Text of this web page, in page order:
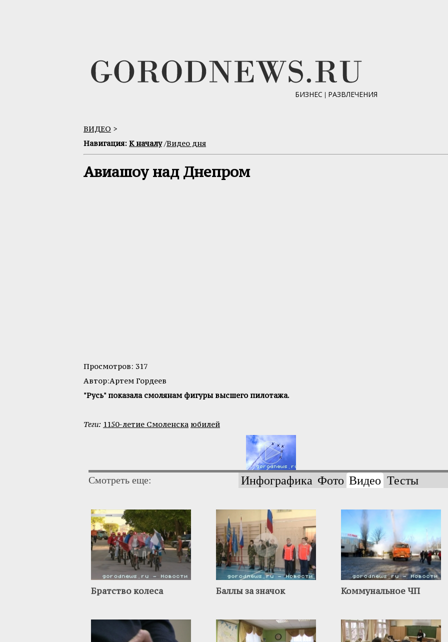
БИЗНЕС | РАЗВЛЕЧЕНИЯ
ВИДЕО >
Навигация: К началу/Видео дня
Авиашоу над Днепром
Просмотров: 317
Автор:Артем Гордеев
"Русь" показала смолянам фигуры высшего пилотажа.
Теги: 1150-летие Смоленска юбилей
Смотреть еще: Инфографика Фото Видео Тесты
Братство колеса Баллы за значок Коммунальное ЧП